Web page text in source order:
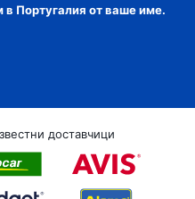
в Португалия от ваше име.
доставчици